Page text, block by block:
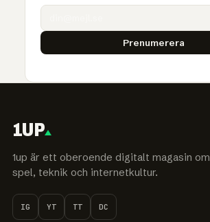
Prenumerera
1UP
1up är ett oberoende digitalt magasin om
spel, teknik och internetkultur.
IG YT TT DC